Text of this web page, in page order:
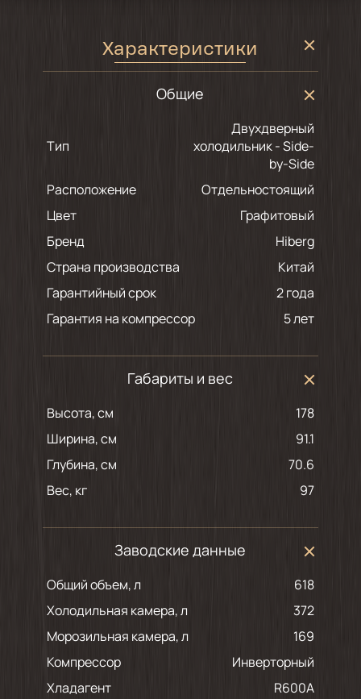
Характеристики
Общие
Тип
Двухдверный
холодильник - Side-
by-Side
Расположение
Отдельностоящий
Цвет
графитовый
Бренд
Hiberg
Страна производства
Китай
Гарантийный срок
2 года
Гарантия на компрессор
5 лет
Габариты и вес
Высота, см
178
Ширина, см
91.1
Глубина, см
70.6
Вес, кг
97
Заводские данные
Общий объем, л
618
Холодильная камера, л
372
Морозильная камера, л
169
Компрессор
Инверторный
Хладагент
R600A